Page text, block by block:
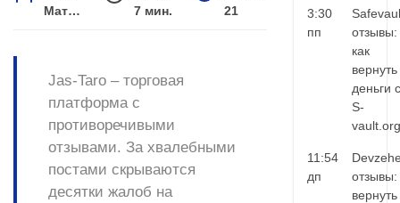
Матвей Иванов
7 мин.
21
Jas-Taro – торговая
платформа с
противоречивыми
отзывами. За хвалебными
постами скрываются
десятки жалоб на
3:30
пп
отзывы:
как
вернуть
деньги с
S-
vault.org
11:54
дп
отзывы:
вернуть